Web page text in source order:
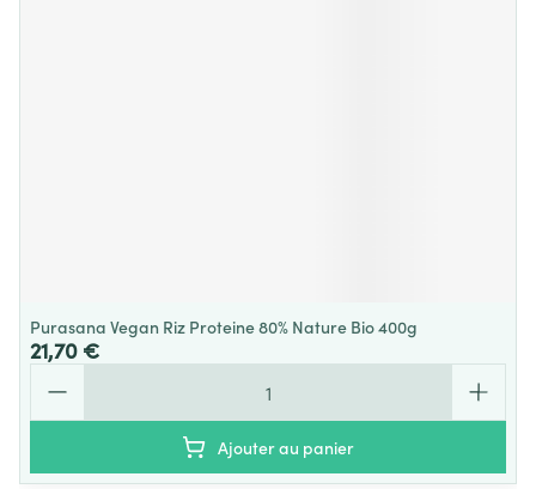
Purasana Vegan Riz Proteine 80% Nature Bio 400g
21,70 €
Ajouter au panier